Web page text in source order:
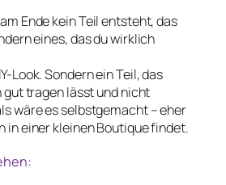
Ende kein Teil entsteht, das
eines, das du wirklich
Look. Sondern ein Teil, das
tragen lässt und nicht
wäre es selbstgemacht – eher
in einer kleinen Boutique findet.